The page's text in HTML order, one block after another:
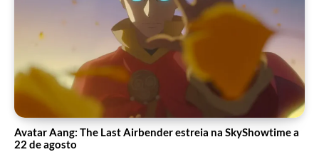
Avatar Aang: The Last Airbender estreia na SkyShowtime a
22 de agosto